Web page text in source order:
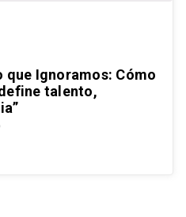
que Ignoramos: Cómo
talento,